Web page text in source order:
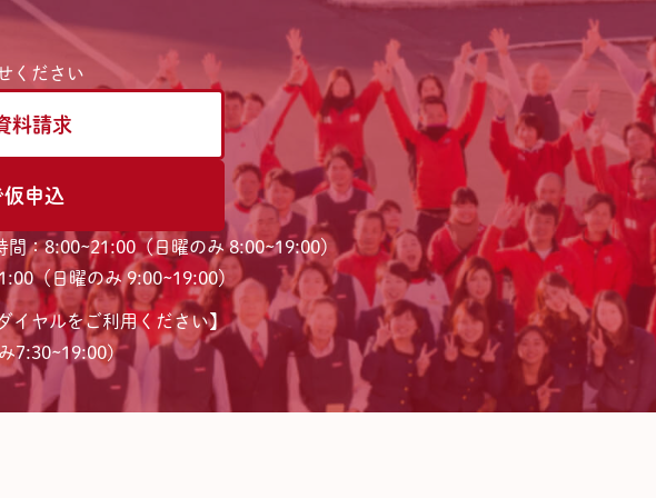
ください
料請求
仮申込
間：8:00~21:00（日曜のみ 8:00~19:00）
（日曜のみ 9:00~19:00）
イヤルをご利用ください】
7:30~19:00)